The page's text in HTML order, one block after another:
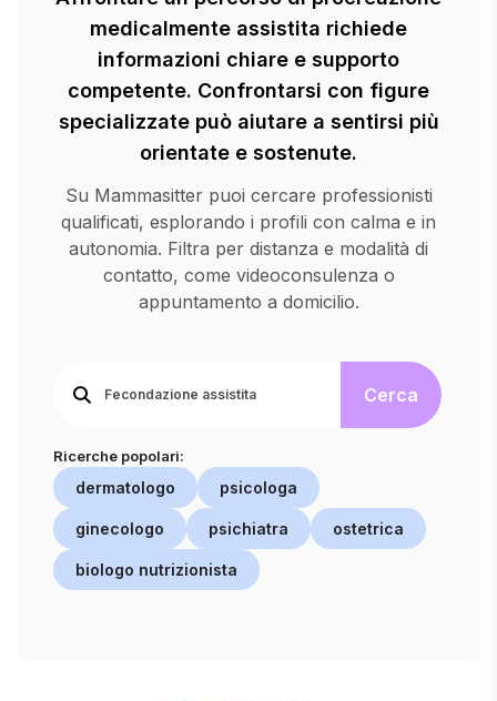
medicalmente assistita richiede
informazioni chiare e supporto
competente. Confrontarsi con figure
specializzate può aiutare a sentirsi più
orientate e sostenute.
Su Mammasitter puoi cercare professionisti
qualificati, esplorando i profili con calma e in
autonomia. Filtra per distanza e modalità di
contatto, come videoconsulenza o
appuntamento a domicilio.
Cerca
Ricerche popolari:
dermatologo psicologa
ginecologo psichiatra ostetrica
biologo nutrizionista